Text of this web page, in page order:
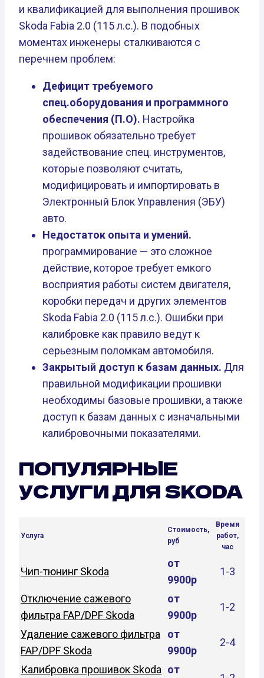
и квалификацией для выполнения прошивок
Skoda Fabia 2.0 (115 л.с.). В подобных
моментах инженеры сталкиваются с
перечнем проблем:
Дефицит требуемого
спец.оборудования и программного
обеспечения (П.О). Настройка
прошивок обязательно требует
задействование спец. инструментов,
которые позволяют считать,
модифицировать и импортировать в
Электронный Блок Управления (ЭБУ)
авто.
Недостаток опыта и умений.
программирование — это сложное
действие, которое требует емкого
восприятия работы систем двигателя,
коробки передач и других элементов
Skoda Fabia 2.0 (115 л.с.). Ошибки при
калибровке как правило ведут к
серьезным поломкам автомобиля.
Закрытый доступ к базам данных. Для
правильной модификации прошивки
необходимы базовые прошивки, а также
доступ к базам данных с изначальными
калибровочными показателями.
ПОПУЛЯРНЫЕ
УСЛУГИ ДЛЯ SKODA
Услуга
Стоимость,
руб
Время
работ,
час
Чип-тюнинг Skoda
от
9900р
1-3
Отключение сажевого
фильтра FAP/DPF Skoda
от
9900р
1-2
Удаление сажевого фильтра
FAP/DPF Skoda
от
9900р
2-4
Калибровка прошивок Skoda от